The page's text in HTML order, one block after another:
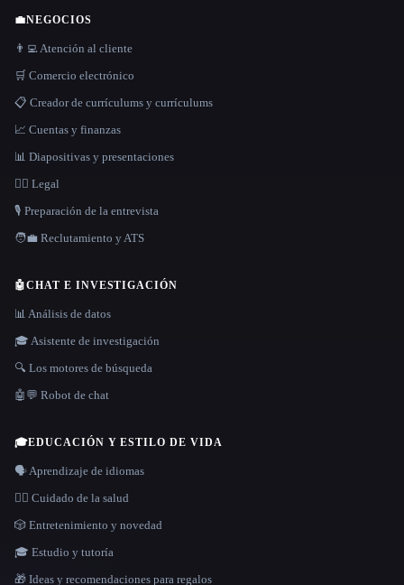
💼NEGOCIOS
👨‍💻 Atención al cliente
🛒 Comercio electrónico
📋 Creador de currículums y currículums
📈 Cuentas y finanzas
📊 Diapositivas y presentaciones
👩‍⚖️ Legal
🎙️ Preparación de la entrevista
🧑‍💼 Reclutamiento y ATS
🤖CHAT E INVESTIGACIÓN
📊 Análisis de datos
🎓 Asistente de investigación
🔍 Los motores de búsqueda
🤖💬 Robot de chat
🎓EDUCACIÓN Y ESTILO DE VIDA
🗣️ Aprendizaje de idiomas
👩‍⚕️ Cuidado de la salud
🎲 Entretenimiento y novedad
🎓 Estudio y tutoría
🎁 Ideas y recomendaciones para regalos